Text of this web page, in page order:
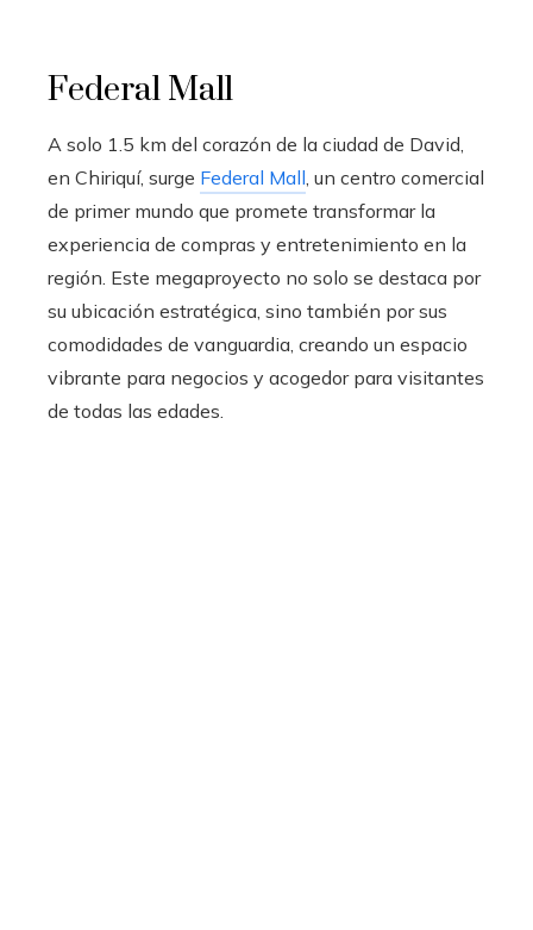
Federal Mall
A solo 1.5 km del corazón de la ciudad de David,
en Chiriquí, surge Federal Mall , un centro comercial
de primer mundo que promete transformar la
experiencia de compras y entretenimiento en la
región. Este megaproyecto no solo se destaca por
su ubicación estratégica, sino también por sus
comodidades de vanguardia, creando un espacio
vibrante para negocios y acogedor para visitantes
de todas las edades.